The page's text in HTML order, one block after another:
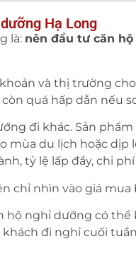
Hạ Long
là: nên đầu tư căn
và thị trường
quá hấp dẫn nếu
đi khác. Sản
mùa du lịch hoặc
tỷ lệ lấp đầy, chi
chỉ nhìn vào giá
hộ nghỉ dưỡng có
đi nghỉ cuối